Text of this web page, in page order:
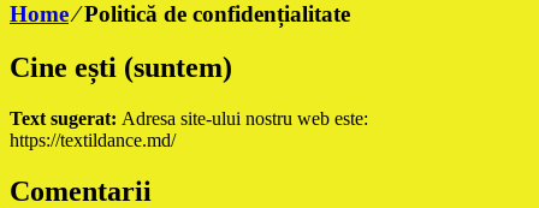
Home⁄Politică de confidențialitate
Cine ești (suntem)
Text sugerat: Adresa site-ului nostru web este:
https://textildance.md/
Comentarii